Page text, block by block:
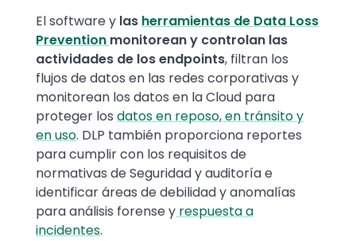
El software y las herramientas de Data Loss
Prevention monitorean y controlan las
actividades de los endpoints, filtran los
flujos de datos en las redes corporativas y
monitorean los datos en la Cloud para
proteger los datos en reposo, en tránsito y
en uso. DLP también proporciona reportes
para cumplir con los requisitos de
normativas de Seguridad y auditoría e
identificar áreas de debilidad y anomalías
para análisis forense y respuesta a
incidentes.